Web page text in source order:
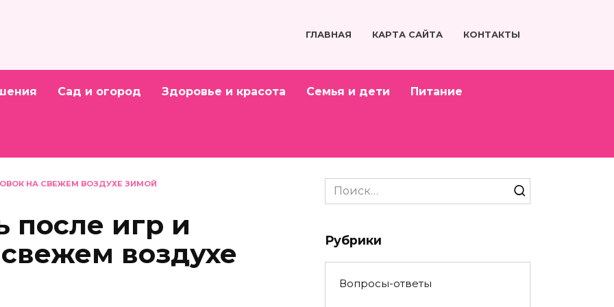
ГЛАВНАЯ КАРТА САЙТА КОНТАКТЫ
Сад и огород Здоровье и красота Семья и дети Питание
НА СВЕЖЕМ ВОЗДУХЕ ЗИМОЙ
после игр и
воздухе
Search
for:
Рубрики
Вопросы-ответы